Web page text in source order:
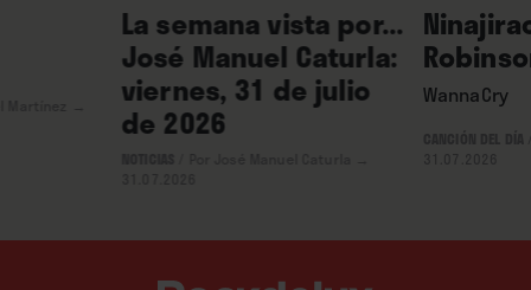
La semana vista por...
José Manuel Caturla:
viernes, 31 de julio
de 2026
WannaCry